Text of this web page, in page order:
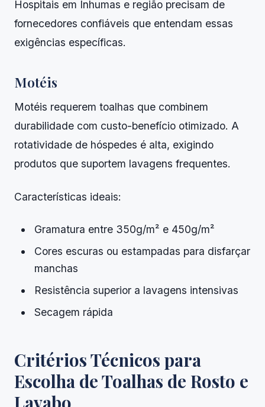
Hospitais em Inhumas e região precisam de
fornecedores confiáveis que entendam essas
exigências específicas.
Motéis
Motéis requerem toalhas que combinem
durabilidade com custo-benefício otimizado. A
rotatividade de hóspedes é alta, exigindo
produtos que suportem lavagens frequentes.
Características ideais:
Gramatura entre 350g/m² e 450g/m²
Cores escuras ou estampadas para disfarçar
manchas
Resistência superior a lavagens intensivas
Secagem rápida
Critérios Técnicos para
Escolha de Toalhas de Rosto e
Lavabo